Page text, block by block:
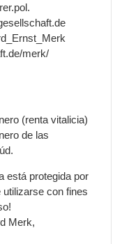
merk/
(renta vitalicia)
de las
está protegida por
con fines
Merk,